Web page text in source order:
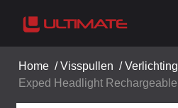
Home /Visspullen /Verlichting
Exped Headlight Rechargeable